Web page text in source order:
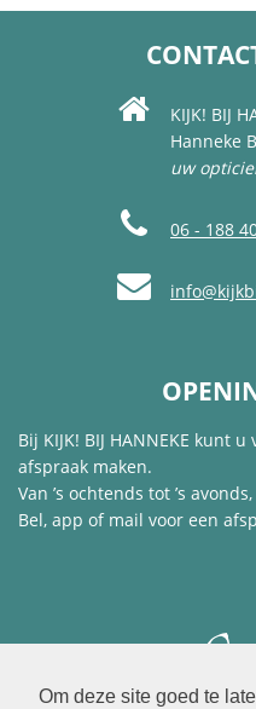
Om deze site goed te
KIJK! BIJ
Hanneke
uw
06 - 188
Bij KIJK! BIJ HANNEKE kunt
afspraak maken.
Van ’s ochtends tot ’s
Bel, app of mail voor een